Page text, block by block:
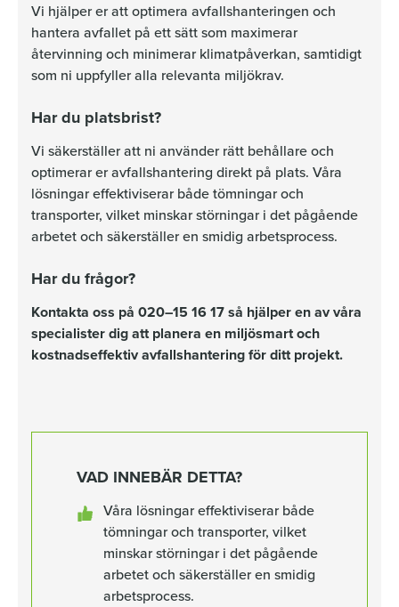
Vi hjälper er att optimera avfallshanteringen och
hantera avfallet på ett sätt som maximerar
återvinning och minimerar klimatpåverkan, samtidigt
som ni uppfyller alla relevanta miljökrav.
Har du platsbrist?
Vi säkerställer att ni använder rätt behållare och
optimerar er avfallshantering direkt på plats. Våra
lösningar effektiviserar både tömningar och
transporter, vilket minskar störningar i det pågående
arbetet och säkerställer en smidig arbetsprocess.
Har du frågor?
Kontakta oss på 020–15 16 17 så hjälper en av våra
specialister dig att planera en miljösmart och
kostnadseffektiv avfallshantering för ditt projekt.
VAD INNEBÄR DETTA?
Våra lösningar effektiviserar både
tömningar och transporter, vilket
minskar störningar i det pågående
arbetet och säkerställer en smidig
arbetsprocess.